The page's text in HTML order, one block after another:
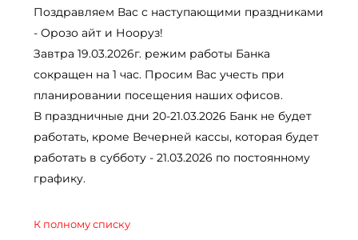
Поздравляем Вас с наступающими праздниками
- Орозо айт и Нооруз!
Завтра 19.03.2026г. режим работы Банка
сокращен на 1 час. Просим Вас учесть при
планировании посещения наших офисов.
В праздничные дни 20-21.03.2026 Банк не будет
работать, кроме Вечерней кассы, которая будет
работать в субботу - 21.03.2026 по постоянному
графику.
К полному списку